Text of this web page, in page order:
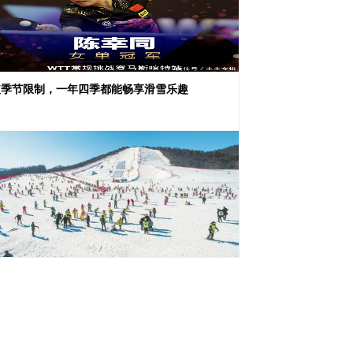
节限制，一年四季都能畅享滑雪乐趣